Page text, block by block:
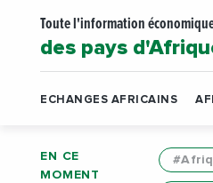
Toute l'information
des pays
ECHANGES AFRICAINS
EN CE
MOMENT